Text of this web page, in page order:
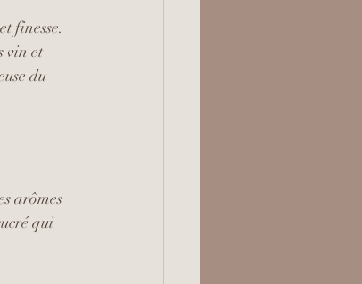
finesse.
vin et
du
arômes
qui